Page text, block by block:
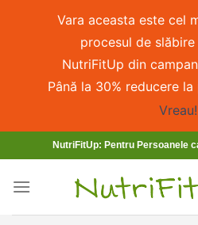
Vara aceasta este cel
procesul de
NutriFitUp din
Până la 30% reducere
Vreau!
NutriFitUp: Pentru Persoanele